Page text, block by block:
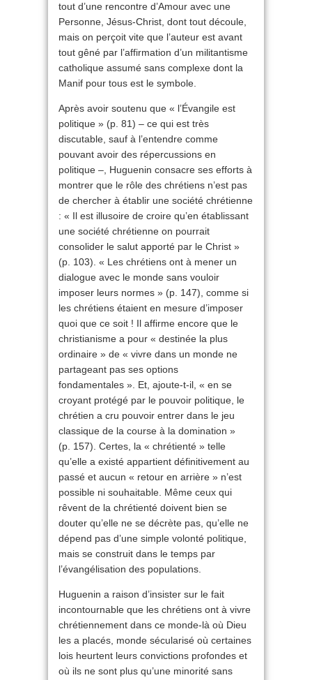
tout d’une rencontre d’Amour avec une
Personne, Jésus-Christ, dont tout découle,
mais on perçoit vite que l’auteur est avant
tout gêné par l’affirmation d’un militantisme
catholique assumé sans complexe dont la
Manif pour tous est le symbole.
Après avoir soutenu que « l’Évangile est
politique » (p. 81) – ce qui est très
discutable, sauf à l’entendre comme
pouvant avoir des répercussions en
politique –, Huguenin consacre ses efforts à
montrer que le rôle des chrétiens n’est pas
de chercher à établir une société chrétienne
: « Il est illusoire de croire qu’en établissant
une société chrétienne on pourrait
consolider le salut apporté par le Christ »
(p. 103). « Les chrétiens ont à mener un
dialogue avec le monde sans vouloir
imposer leurs normes » (p. 147), comme si
les chrétiens étaient en mesure d’imposer
quoi que ce soit ! Il affirme encore que le
christianisme a pour « destinée la plus
ordinaire » de « vivre dans un monde ne
partageant pas ses options
fondamentales ». Et, ajoute-t-il, « en se
croyant protégé par le pouvoir politique, le
chrétien a cru pouvoir entrer dans le jeu
classique de la course à la domination »
(p. 157). Certes, la « chrétienté » telle
qu’elle a existé appartient définitivement au
passé et aucun « retour en arrière » n’est
possible ni souhaitable. Même ceux qui
rêvent de la chrétienté doivent bien se
douter qu’elle ne se décrète pas, qu’elle ne
dépend pas d’une simple volonté politique,
mais se construit dans le temps par
l’évangélisation des populations.
Huguenin a raison d’insister sur le fait
incontournable que les chrétiens ont à vivre
chrétiennement dans ce monde-là où Dieu
les a placés, monde sécularisé où certaines
lois heurtent leurs convictions profondes et
où ils ne sont plus qu’une minorité sans